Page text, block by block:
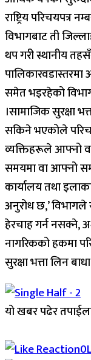
राष्ट्रिय परिचयपत्र
विभागबाट ती
थप गरी स्थानीय
पालिकारवडास्तरमा
समेत भइरहेको
।सामाजिक सुरक्षा
सकिने भएकोले
व्यक्तिहरूले आफ्नो
समयमा वा आफ्नो
कार्यालय तथा
अनुरोध छ,’
हेरचाह गर्न नसक्ने,
नागरिकको हकमा
सुरक्षा भत्ता लिन
यो खबर पढेर
0